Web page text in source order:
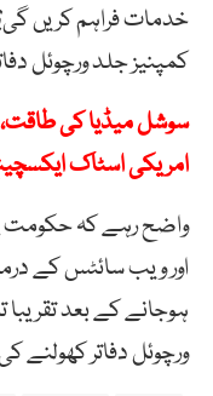
خدمات فراہم کریں
کمپنیز جلد ورچوئل
سوشل میڈیا کی طاقت،
امریکی اسٹاک
واضح رہے کہ حکومت
اور ویب سائٹس کے
ہوجانے کے بعد
ورچوئل دفاتر کھولنے